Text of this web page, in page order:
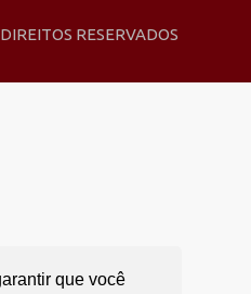
que você
RESERVADOS